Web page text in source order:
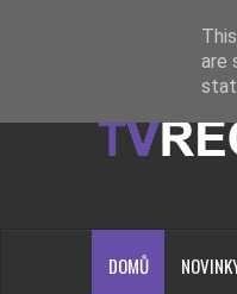
Loading...
DOMŮ
are